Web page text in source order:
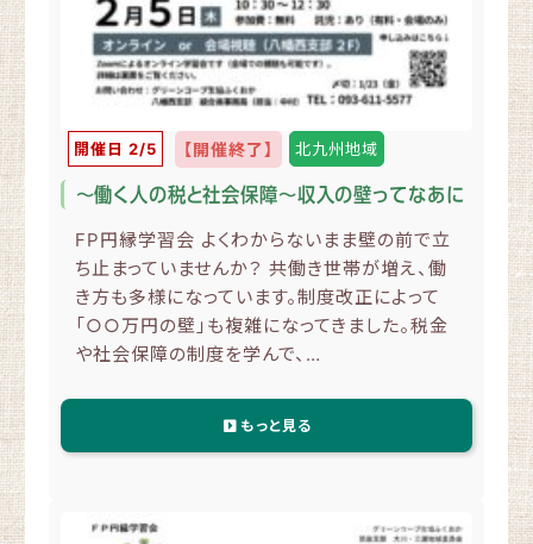
開催日 2/5 【開催終了】 北九州地域
～働く人の税と社会保障～収入の壁ってなあに
FP円縁学習会 よくわからないまま壁の前で立
ち止まっていませんか？ 共働き世帯が増え、働
き方も多様になっています。制度改正によって
「○○万円の壁」も複雑になってきました。税金
や社会保障の制度を学んで、…
もっと見る